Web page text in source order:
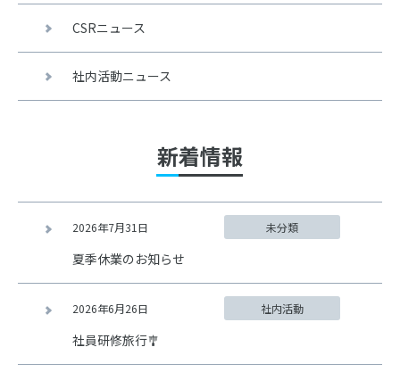
CSRニュース
社内活動ニュース
新着情報
2026年7月31日 未分類
夏季休業のお知らせ
2026年6月26日 社内活動
社員研修旅行🎐